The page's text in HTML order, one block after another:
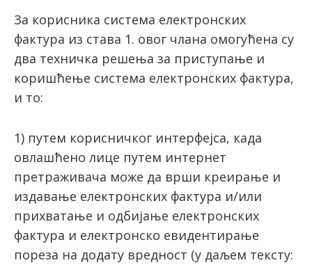
За корисника система електронских
фактура из става 1. овог члана омогућена су
два техничка решења за приступање и
коришћење система електронских фактура,
и то:
1) путем корисничког интерфејса, када
овлашћено лице путем интернет
претраживача може да врши креирање и
издавање електронских фактура и/или
прихватање и одбијање електронских
фактура и електронско евидентирање
пореза на додату вредност (у даљем тексту: